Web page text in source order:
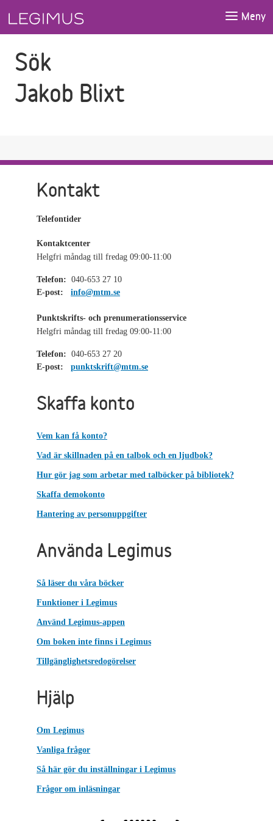
Meny
Sök
Jakob Blixt
Kontakt
Telefontider
Kontaktcenter
Helgfri måndag till fredag 09:00-11:00
Telefon: 040-653 27 10
E-post:
info@mtm.se
Punktskrifts- och prenumerationsservice
Helgfri måndag till fredag 09:00-11:00
Telefon: 040-653 27 20
E-post:
punktskrift@mtm.se
Skaffa konto
Vem kan få konto?
Vad är skillnaden på en talbok och en ljudbok?
Hur gör jag som arbetar med talböcker på bibliotek?
Skaffa demokonto
Hantering av personuppgifter
Använda Legimus
Så läser du våra böcker
Funktioner i Legimus
Använd Legimus-appen
Om boken inte finns i Legimus
Tillgänglighetsredogörelser
Hjälp
Om Legimus
Vanliga frågor
Så här gör du inställningar i Legimus
Frågor om inläsningar